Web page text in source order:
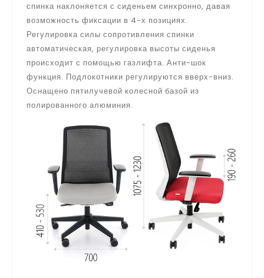
спинка наклоняется с сиденьем синхронно, давая
возможность фиксации в 4-х позициях.
Регулировка силы сопротивления спинки
автоматическая, регулировка высоты сиденья
происходит с помощью газлифта. Анти-шок
функция. Подлокотники регулируются вверх-вниз.
Оснащено пятилучевой колесной базой из
полированного алюминия.